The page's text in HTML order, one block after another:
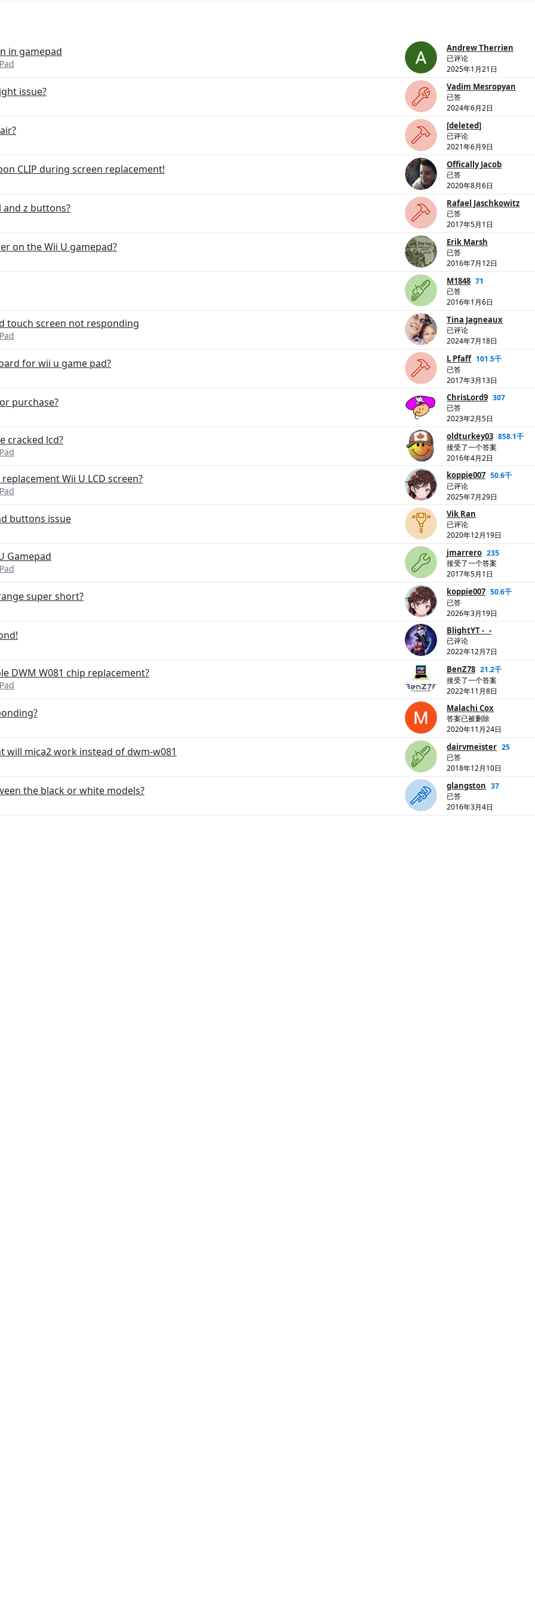
in gamepad Andrew Therrien
已评论
2025年1月21日
issue? Vadim Mesropyan
已答
2024年6月2日
[deleted]
已评论
2021年6月9日
CLIP during screen replacement! Offically Jacob
已答
2020年8月6日
z buttons? Rafael Jaschkowitz
已答
2017年5月1日
on the Wii U gamepad? Erik Marsh
已答
2016年7月12日
M1848 71
已答
2016年1月6日
touch screen not responding Tina Jagneaux
已评论
2024年7月18日
for wii u game pad? L Pfaff 101.5千
已答
2017年3月13日
purchase? ChrisLord9 307
已答
2023年2月5日
cracked lcd? oldturkey03 858.1千
接受了一个答案
2016年4月2日
Wii U LCD screen? koppie007 50.6千
已评论
2025年7月29日
buttons issue Vik Ran
已评论
2020年12月19日
Gamepad jmarrero 235
接受了一个答案
2017年5月1日
super short? koppie007 50.6千
已答
2026年3月19日
BlightYT - _-
已评论
2022年12月7日
DWM W081 chip replacement? BenZ78 21.2千
接受了一个答案
2022年11月8日
Malachi Cox
答案已被删除
2020年11月24日
will mica2 work instead of dwm-w081 dairvmeister 25
已答
2018年12月10日
the black or white models? glangston 37
已答
2016年3月4日